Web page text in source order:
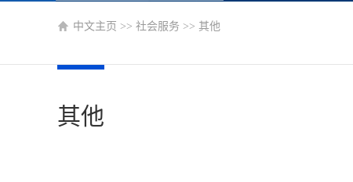
中文主页 >> 社会服务 >> 其他
其他